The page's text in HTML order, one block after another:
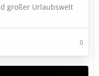
großer Urlaubswelt
0